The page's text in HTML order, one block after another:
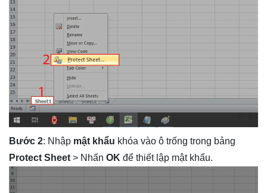
Bước 2: Nhập mật khẩu khóa vào ô trống trong bảng
Protect Sheet > Nhấn OK để thiết lập mật khẩu.